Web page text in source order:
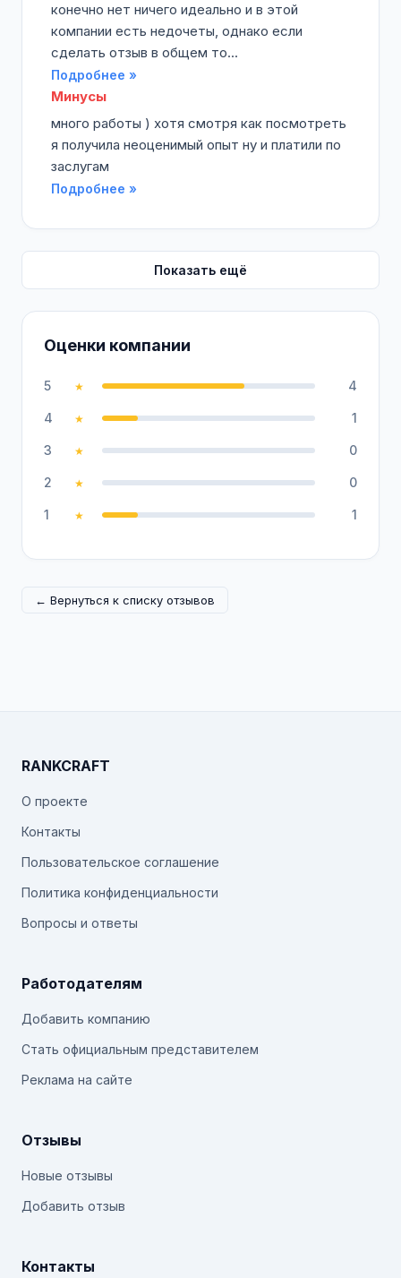
Оценки компании
5 ★ 4
4 ★ 1
3 ★ 0
2 ★ 0
1 ★ 1
конечно нет ничего идеально и в этой
компании есть недочеты, однако если
сделать отзыв в общем то...
Подробнее »
Минусы
много работы ) хотя смотря как посмотреть
я получила неоценимый опыт ну и платили по
заслугам
Подробнее »
Показать ещё
← Вернуться к списку отзывов
RANKCRAFT
О проекте
Контакты
Пользовательское соглашение
Политика конфиденциальности
Вопросы и ответы
Работодателям
Добавить компанию
Стать официальным представителем
Реклама на сайте
Отзывы
Новые отзывы
Добавить отзыв
Контакты